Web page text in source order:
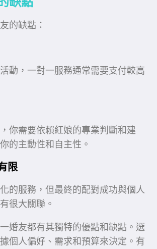
的缺點：
動，一對一服務通常需要支付較高
你需要依賴紅娘的專業判斷和建
的主動性和自主性。
限
的服務，但最終的配對成功與個人
很大關聯。
婚友都有其獨特的優點和缺點。選
個人偏好、需求和預算來決定。有